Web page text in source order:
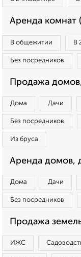
Аренда комнат
В общежитии В
Без посредников
Продажа
Дома Дачи
Без посредников
Из бруса
Аренда домов,
Дома Дачи
Без посредников
Продажа
ИЖС